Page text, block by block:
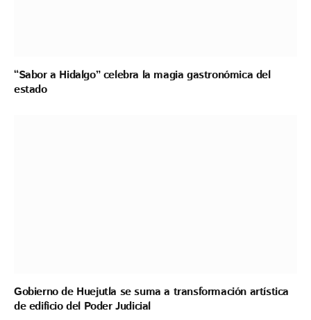
“Sabor a Hidalgo” celebra la magia gastronómica del
estado
Gobierno de Huejutla se suma a transformación artística
de edificio del Poder Judicial